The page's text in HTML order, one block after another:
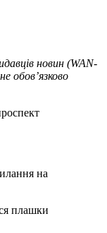
новин (WAN-
обов’язково
на
плашки